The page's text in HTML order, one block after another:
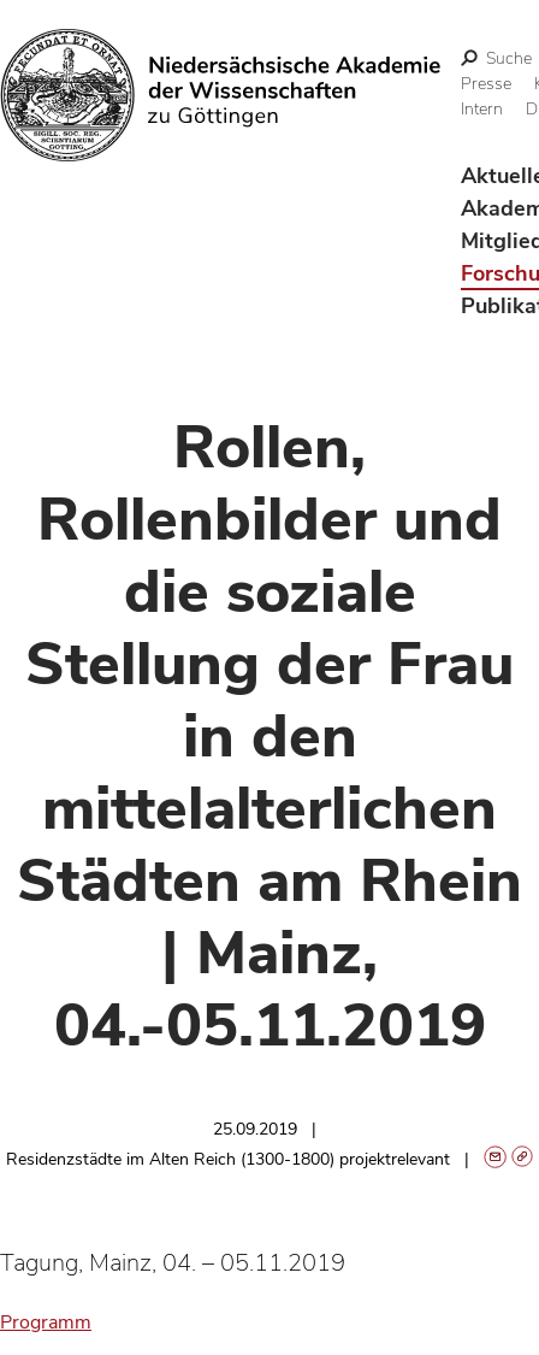
Suchen
Suche
Presse
Intern
Rollen,
Rollenbilder und
die soziale
Stellung der Frau
in den
mittelalterlichen
Städten am Rhein
| Mainz,
04.-05.11.2019
25.09.2019
Residenzstädte im Alten Reich (1300-1800) projektrelevant
Tagung, Mainz, 04. – 05.11.2019
Programm